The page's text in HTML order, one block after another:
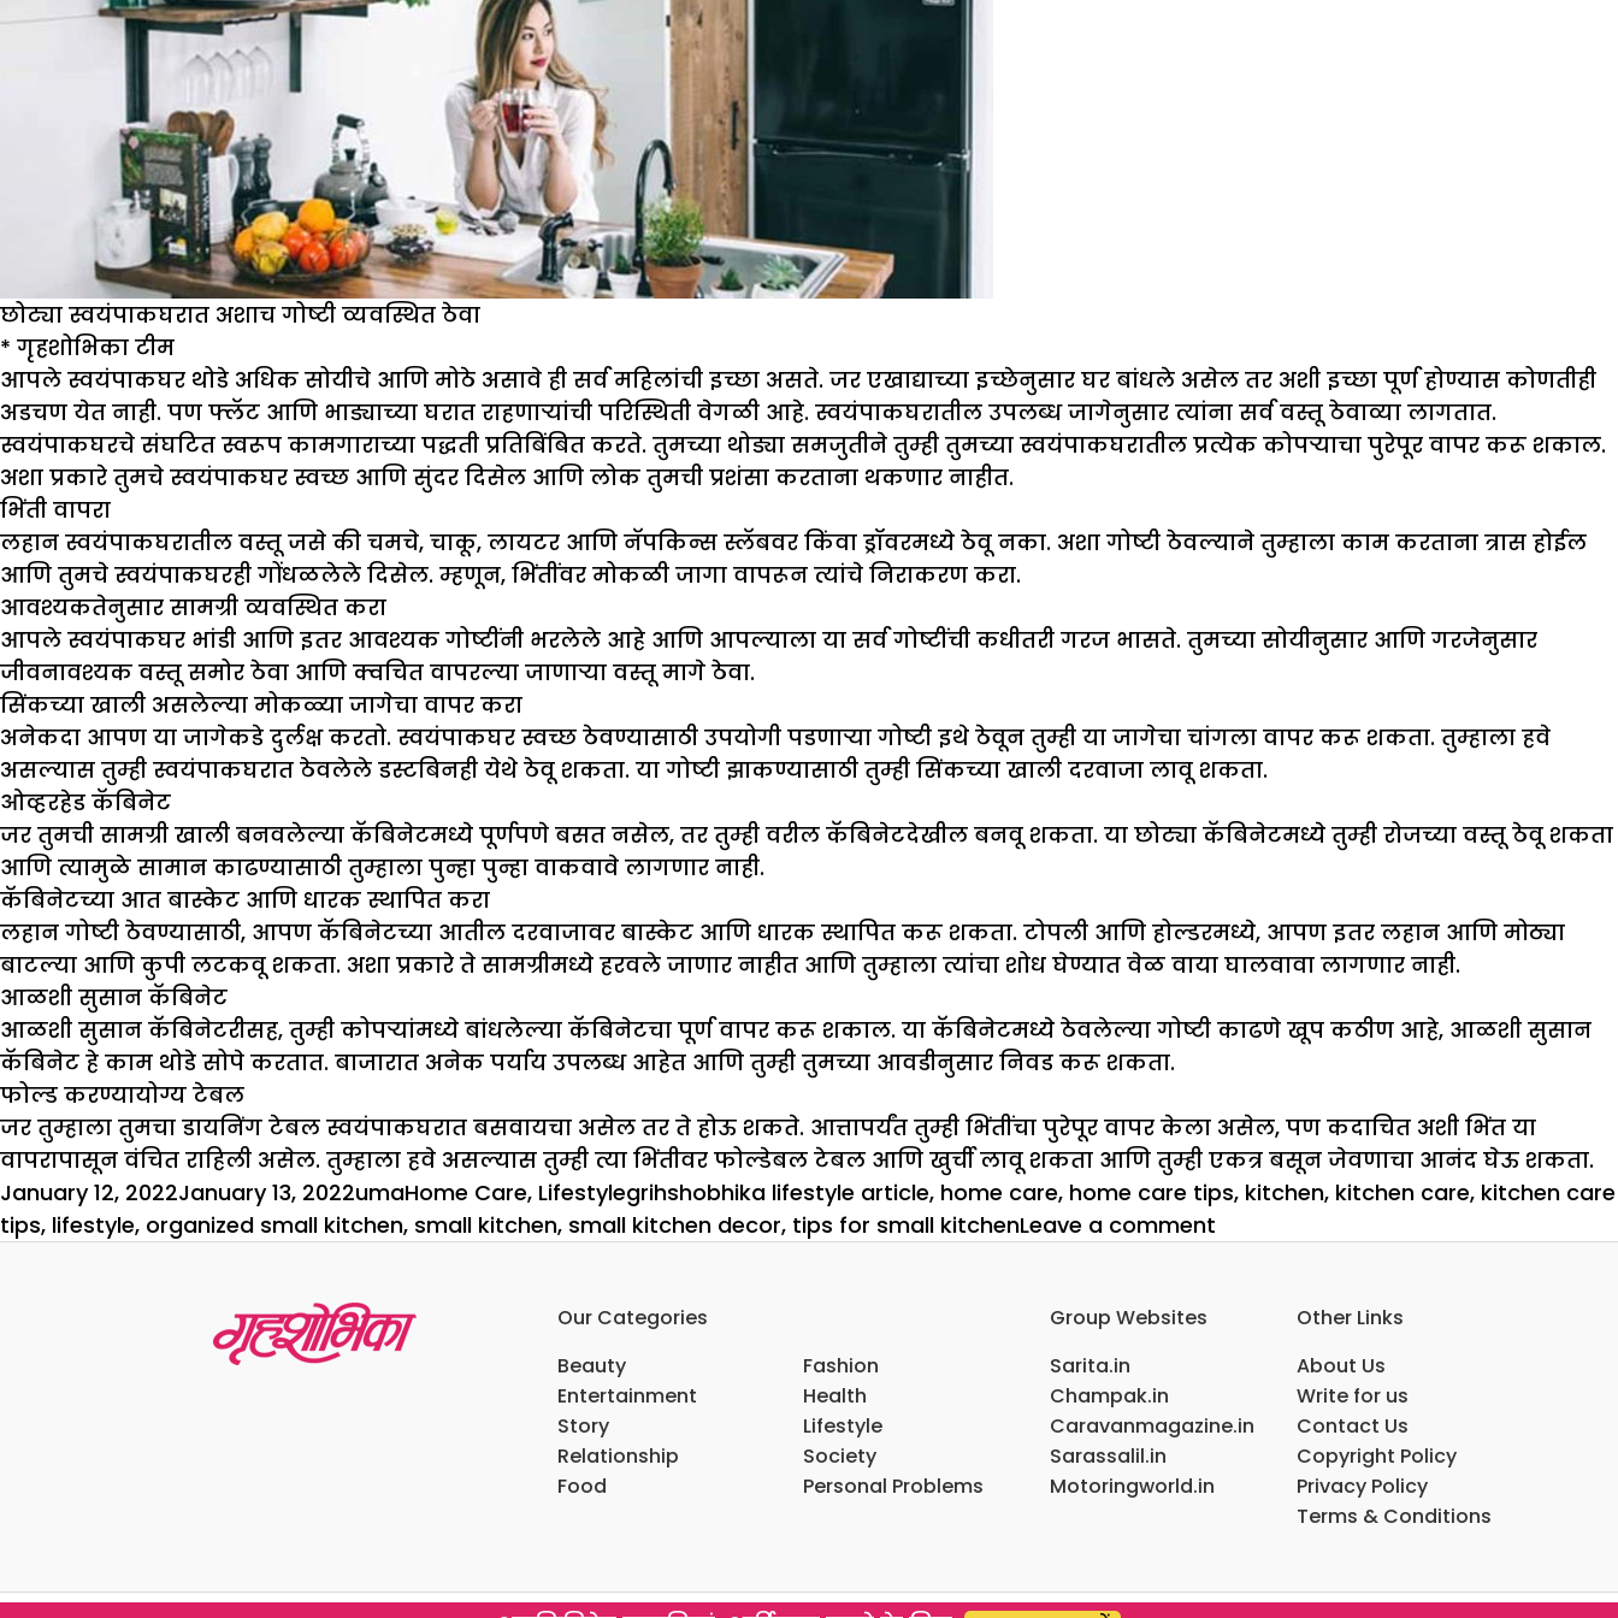
छोट्या स्वयंपाकघरात अशाच गोष्टी व्यवस्थित ठेवा
* गृहशोभिका टीम
आपले स्वयंपाकघर थोडे अधिक सोयीचे आणि मोठे असावे ही सर्व महिलांची इच्छा असते. जर एखाद्याच्या इच्छेनुसार घर बांधले असेल तर अशी इच्छा पूर्ण होण्यास कोणतीही
अडचण येत नाही. पण फ्लॅट आणि भाड्याच्या घरात राहणाऱ्यांची परिस्थिती वेगळी आहे. स्वयंपाकघरातील उपलब्ध जागेनुसार त्यांना सर्व वस्तू ठेवाव्या लागतात.
स्वयंपाकघरचे संघटित स्वरूप कामगाराच्या पद्धती प्रतिबिंबित करते. तुमच्या थोड्या समजुतीने तुम्ही तुमच्या स्वयंपाकघरातील प्रत्येक कोपऱ्याचा पुरेपूर वापर करू शकाल.
अशा प्रकारे तुमचे स्वयंपाकघर स्वच्छ आणि सुंदर दिसेल आणि लोक तुमची प्रशंसा करताना थकणार नाहीत.
भिंती वापरा
लहान स्वयंपाकघरातील वस्तू जसे की चमचे, चाकू, लायटर आणि नॅपकिन्स स्लॅबवर किंवा ड्रॉवरमध्ये ठेवू नका. अशा गोष्टी ठेवल्याने तुम्हाला काम करताना त्रास होईल
आणि तुमचे स्वयंपाकघरही गोंधळलेले दिसेल. म्हणून, भिंतींवर मोकळी जागा वापरून त्यांचे निराकरण करा.
आवश्यकतेनुसार सामग्री व्यवस्थित करा
आपले स्वयंपाकघर भांडी आणि इतर आवश्यक गोष्टींनी भरलेले आहे आणि आपल्याला या सर्व गोष्टींची कधीतरी गरज भासते. तुमच्या सोयीनुसार आणि गरजेनुसार
जीवनावश्यक वस्तू समोर ठेवा आणि क्वचित वापरल्या जाणाऱ्या वस्तू मागे ठेवा.
सिंकच्या खाली असलेल्या मोकळ्या जागेचा वापर करा
अनेकदा आपण या जागेकडे दुर्लक्ष करतो. स्वयंपाकघर स्वच्छ ठेवण्यासाठी उपयोगी पडणाऱ्या गोष्टी इथे ठेवून तुम्ही या जागेचा चांगला वापर करू शकता. तुम्हाला हवे
असल्यास तुम्ही स्वयंपाकघरात ठेवलेले डस्टबिनही येथे ठेवू शकता. या गोष्टी झाकण्यासाठी तुम्ही सिंकच्या खाली दरवाजा लावू शकता.
ओव्हरहेड कॅबिनेट
जर तुमची सामग्री खाली बनवलेल्या कॅबिनेटमध्ये पूर्णपणे बसत नसेल, तर तुम्ही वरील कॅबिनेटदेखील बनवू शकता. या छोट्या कॅबिनेटमध्ये तुम्ही रोजच्या वस्तू ठेवू शकता
आणि त्यामुळे सामान काढण्यासाठी तुम्हाला पुन्हा पुन्हा वाकवावे लागणार नाही.
कॅबिनेटच्या आत बास्केट आणि धारक स्थापित करा
लहान गोष्टी ठेवण्यासाठी, आपण कॅबिनेटच्या आतील दरवाजावर बास्केट आणि धारक स्थापित करू शकता. टोपली आणि होल्डरमध्ये, आपण इतर लहान आणि मोठ्या
बाटल्या आणि कुपी लटकवू शकता. अशा प्रकारे ते सामग्रीमध्ये हरवले जाणार नाहीत आणि तुम्हाला त्यांचा शोध घेण्यात वेळ वाया घालवावा लागणार नाही.
आळशी सुसान कॅबिनेट
आळशी सुसान कॅबिनेटरीसह, तुम्ही कोपऱ्यांमध्ये बांधलेल्या कॅबिनेटचा पूर्ण वापर करू शकाल. या कॅबिनेटमध्ये ठेवलेल्या गोष्टी काढणे खूप कठीण आहे, आळशी सुसान
कॅबिनेट हे काम थोडे सोपे करतात. बाजारात अनेक पर्याय उपलब्ध आहेत आणि तुम्ही तुमच्या आवडीनुसार निवड करू शकता.
फोल्ड करण्यायोग्य टेबल
जर तुम्हाला तुमचा डायनिंग टेबल स्वयंपाकघरात बसवायचा असेल तर ते होऊ शकते. आत्तापर्यंत तुम्ही भिंतींचा पुरेपूर वापर केला असेल, पण कदाचित अशी भिंत या
वापरापासून वंचित राहिली असेल. तुम्हाला हवे असल्यास तुम्ही त्या भिंतीवर फोल्डेबल टेबल आणि खुर्ची लावू शकता आणि तुम्ही एकत्र बसून जेवणाचा आनंद घेऊ शकता.
Posted
on
January 12, 2022January 13, 2022Author
umaCategories
Home Care, LifestyleTags
grihshobhika lifestyle article, home care, home care tips, kitchen, kitchen care, kitchen care
tips, lifestyle, organized small kitchen, small kitchen, small kitchen decor, tips for small kitchenLeave a comment
व्यवस्थित
ठेवा
Our Categories
Beauty
Entertainment
Story
Relationship
Food
Fashion
Health
Lifestyle
Society
Personal Problems
Group Websites
Sarita.in
Champak.in
Caravanmagazine.in
Sarassalil.in
Motoringworld.in
Other Links
About Us
Write for us
Contact Us
Copyright Policy
Privacy Policy
Terms & Conditions